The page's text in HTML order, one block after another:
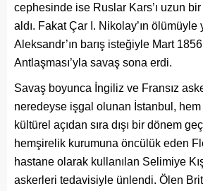
cephesinde ise Ruslar Kars’ı uzun
aldı. Fakat Çar I. Nikolay’ın
Aleksandr’ın barış isteğiyle Mart
Antlaşması’yla savaş sona erdi.
Savaş boyunca İngiliz ve Fransız
neredeyse işgal olunan İstanbul,
kültürel açıdan sıra dışı bir dönem
hemşirelik kurumuna öncülük eden
hastane olarak kullanılan Selimiye
askerleri tedavisiyle ünlendi. Ölen